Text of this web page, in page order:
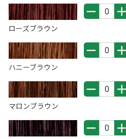
ローズブラウン
ハニーブラウン
マロンブラウン